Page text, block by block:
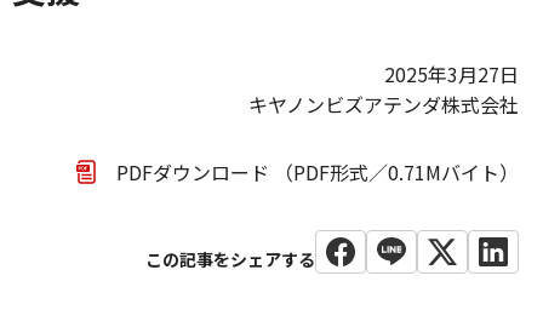
2025年3月27日
キヤノンビズアテンダ株式会社
PDFダウンロード （PDF形式／0.71Mバイト）